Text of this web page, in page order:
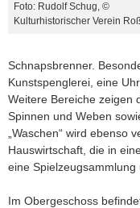
Foto: Rudolf Schug, ©
Kulturhistorischer Verein
Schnapsbrenner.
Kunstspenglerei, eine
Weitere Bereiche zeigen
Spinnen und Weben
„Waschen“ wird ebenso
Hauswirtschaft, die in
eine Spielzeugsammlung
Im Obergeschoss